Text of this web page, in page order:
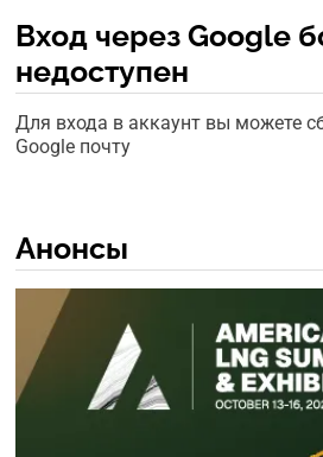
Вход через Google
недоступен
Для входа в аккаунт вы можете
Google почту
Анонсы